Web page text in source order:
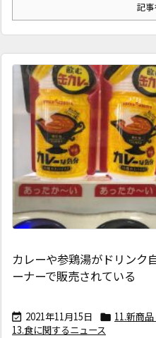
記事
カレーや参鶏湯がドリンク
ーナーで販売されている
 2021年11月15日  11.新商
13.食に関するニュース